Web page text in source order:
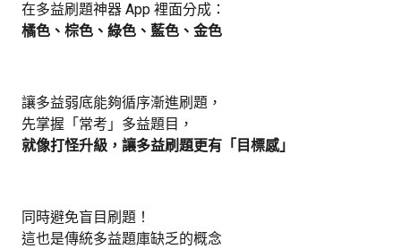
在多益刷題神器 App 裡面分成：
橘色、棕色、綠色、藍色、金色
讓多益弱底能夠循序漸進刷題，
先掌握「常考」多益題目，
就像打怪升級，讓多益刷題更有「目標感」
同時避免盲目刷題！
這也是傳統多益題庫缺乏的概念